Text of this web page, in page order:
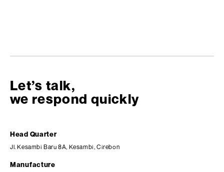
Let’s talk,
we respond quickly
Head Quarter
Jl. Kesambi Baru 8A, Kesambi, Cirebon
Manufacture